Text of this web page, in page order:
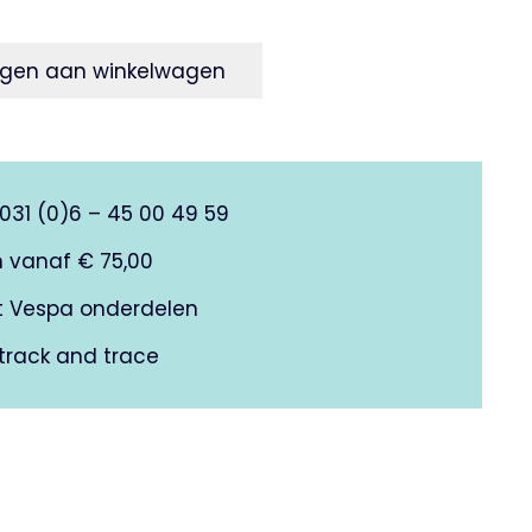
aan winkelwagen
(0)6 – 45 00 49 59
vanaf € 75,00
Vespa onderdelen
and trace